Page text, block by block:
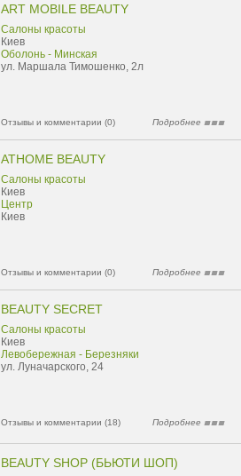
ART MOBILE BEAUTY
Салоны красоты
Киев
Оболонь - Минская
ул. Маршала Тимошенко, 2л
Отзывы и комментарии (0) Подробнее
ATHOME BEAUTY
Салоны красоты
Киев
Центр
Киев
Отзывы и комментарии (0) Подробнее
BEAUTY SECRET
Салоны красоты
Киев
Левобережная - Березняки
ул. Луначарского, 24
Отзывы и комментарии (18) Подробнее
BEAUTY SHOP (БЬЮТИ ШОП)